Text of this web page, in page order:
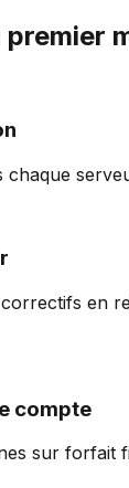
en
compte
sur forfait